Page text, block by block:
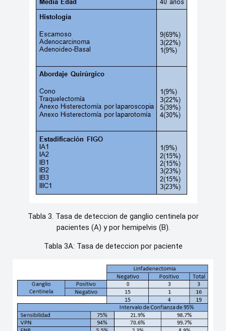
Tabla 3. Tasa de deteccion de ganglio centinela por
pacientes (A) y por hemipelvis (B).
Tabla 3A: Tasa de deteccion por paciente